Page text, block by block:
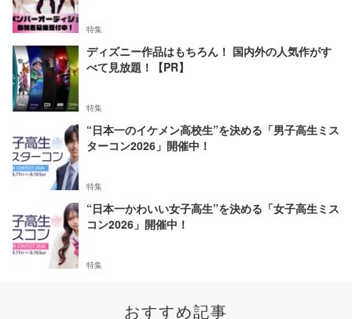
特集
ディズニー作品はもちろん！ 国内外の人気作がす
べて見放題！【PR】
特集
“日本一のイケメン高校生”を決める「男子高生ミス
ターコン2026」開催中！
特集
“日本一かわいい女子高生”を決める「女子高生ミス
コン2026」開催中！
特集
おすすめ記事